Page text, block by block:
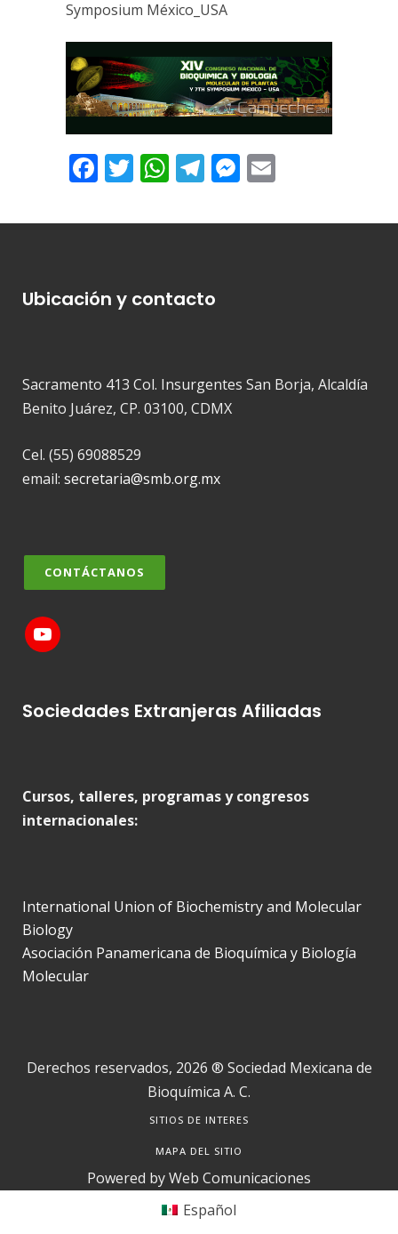
Symposium México_USA
Facebook
Twitter
WhatsApp
Telegram
Messenger
Ubicación y contacto
Sacramento 413 Col. Insurgentes San Borja, Alcaldía
Benito Juárez, CP. 03100, CDMX
Cel. (55) 69088529
email: secretaria@smb.org.mx
CONTÁCTANOS
Sociedades Extranjeras Afiliadas
Cursos, talleres, programas y congresos
internacionales:
International Union of Biochemistry and Molecular
Biology
Asociación Panamericana de Bioquímica y Biología
Molecular
Derechos reservados, 2026 ® Sociedad Mexicana de
Bioquímica A. C.
SITIOS DE INTERES
MAPA DEL SITIO
Powered byWeb Comunicaciones
Español